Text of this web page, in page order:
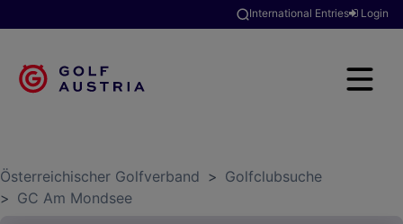
International Entries Login
Österreichischer Golfverband > Golfclubsuche
> GC Am Mondsee